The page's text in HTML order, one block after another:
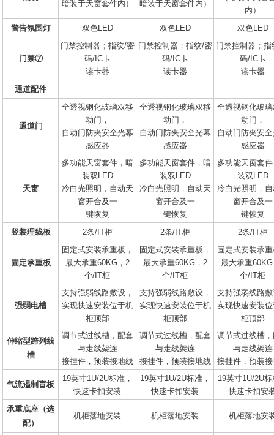
暗装于天窗套件内）
暗装于天窗套件内）
内）
警告氛围灯
双色LED 双色LED 双色LED
门禁⑦
门禁控制器；指纹/密
码/IC卡
读卡器
门禁控制器；指纹/密
码/IC卡
读卡器
门禁控制器；指
码/IC卡
读卡器
通道配件
通道门
全透视钢化玻璃双移
动门，
自动门防夹安全光幕
感应器
全透视钢化玻璃双移
动门，
自动门防夹安全光幕
感应器
全透视钢化玻
动门，
自动门防夹安
感应器
天窗
多功能天窗套件，暗
装双LED
冷白光照明，自动天
窗开合及一
键恢复
多功能天窗套件，暗
装双LED
冷白光照明，自动天
窗开合及一
键恢复
多功能天窗套
装双LED
冷白光照明，
窗开合及一
键恢复
竖装理线板
2条/IT柜 2条/IT柜 2条/IT柜
固定承重板
固定式安装承重板，
最大承重60KG，2
个/IT柜
固定式安装承重板，
最大承重60KG，2
个/IT柜
固定式安装承
最大承重
个/IT柜
强弱电槽
支持强弱线路敷设，
实现快速安装位于机
柜顶部
支持强弱线路敷设，
实现快速安装位于机
柜顶部
支持强弱线路
实现快速安装
柜顶部
伸缩型跨列线
槽
调节式过线槽，配套
与走线架连
接挂件，预装接地线
调节式过线槽，配套
与走线架连
接挂件，预装接地线
调节式过线槽
与走线架连
接挂件，预装
气流遏制盲板
19英寸1U/2U标准，
快速卡扣安装
19英寸1U/2U标准，
快速卡扣安装
19英寸1U/2U
快速卡扣安
承重底座（选
配）
机柜落地安装 机柜落地安装 机柜落地安